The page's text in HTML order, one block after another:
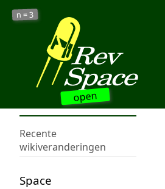
open
n =3
Recente
wikiveranderingen
Space